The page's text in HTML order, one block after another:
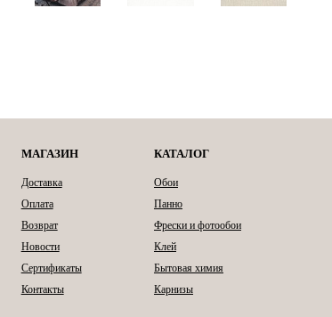
МАГАЗИН
Доставка
Оплата
Возврат
Новости
Сертификаты
Контакты
КАТАЛОГ
Обои
Панно
Фрески и фотообои
Клей
Бытовая химия
Карнизы